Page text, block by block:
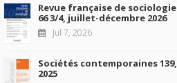
Revue française de sociologie
66 3/4, juillet-décembre 2026
Jul 7, 2026
Sociétés contemporaines 139,
2025